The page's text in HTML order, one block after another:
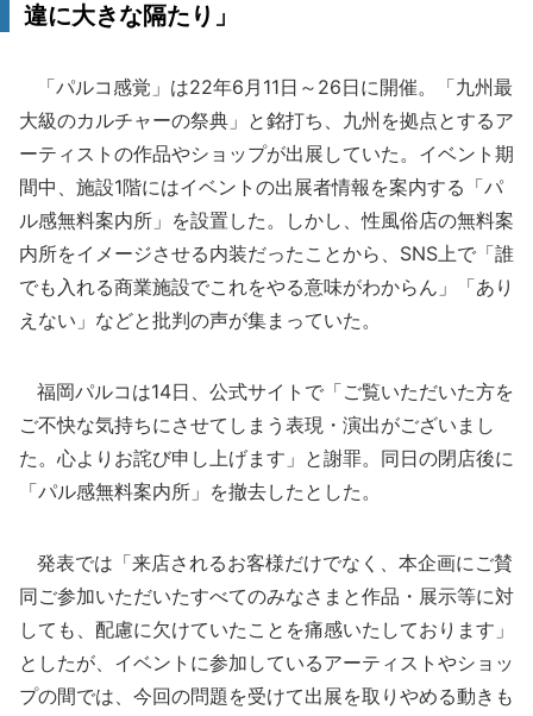
違に大きな隔たり」
「パルコ感覚」は22年6月11日～26日に開催。「九州最
大級のカルチャーの祭典」と銘打ち、九州を拠点とするア
ーティストの作品やショップが出展していた。イベント期
間中、施設1階にはイベントの出展者情報を案内する「パ
ル感無料案内所」を設置した。しかし、性風俗店の無料案
内所をイメージさせる内装だったことから、SNS上で「誰
でも入れる商業施設でこれをやる意味がわからん」「あり
えない」などと批判の声が集まっていた。
福岡パルコは14日、公式サイトで「ご覧いただいた方を
ご不快な気持ちにさせてしまう表現・演出がございまし
た。心よりお詫び申し上げます」と謝罪。同日の閉店後に
「パル感無料案内所」を撤去したとした。
発表では「来店されるお客様だけでなく、本企画にご賛
同ご参加いただいたすべてのみなさまと作品・展示等に対
しても、配慮に欠けていたことを痛感いたしております」
としたが、イベントに参加しているアーティストやショッ
プの間では、今回の問題を受けて出展を取りやめる動きも